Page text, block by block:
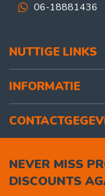
06-18881436
NUTTIGE LINKS
INFORMATIE
NEVER MISS
DISCOUNTS